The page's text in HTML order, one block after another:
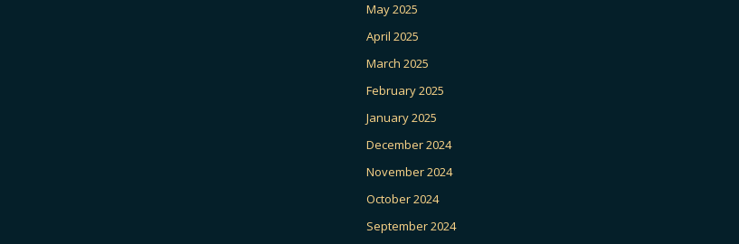
May 2025
April 2025
March 2025
February 2025
January 2025
December 2024
November 2024
October 2024
September 2024